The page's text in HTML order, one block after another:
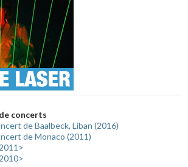
concerts
de Baalbeck, Liban (2016)
de Monaco (2011)